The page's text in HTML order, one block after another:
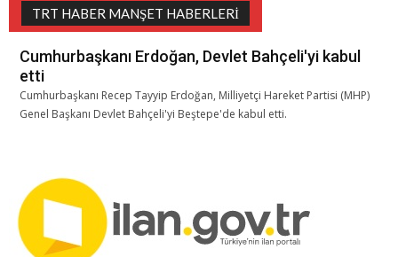
TRT HABER MANŞET HABERLERI
Cumhurbaşkanı Erdoğan, Devlet Bahçeli'yi kabul
etti
Cumhurbaşkanı Recep Tayyip Erdoğan, Milliyetçi Hareket Partisi (MHP)
Genel Başkanı Devlet Bahçeli'yi Beştepe'de kabul etti.